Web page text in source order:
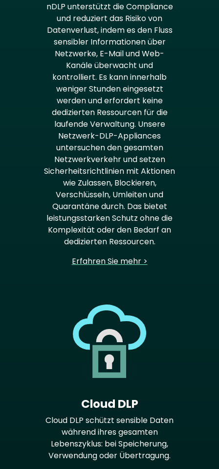
nDLP unterstützt die Compliance
und reduziert das Risiko von
Datenverlust, indem es den Fluss
sensibler Informationen über
Netzwerke, E-Mail und Web-
Kanäle überwacht und
kontrolliert. Es kann innerhalb
weniger Stunden eingesetzt
werden und erfordert keine
dedizierten Ressourcen für die
laufende Verwaltung. Unsere
Netzwerk-DLP-Appliances
untersuchen den gesamten
Netzwerkverkehr und setzen
Sicherheitsrichtlinien mit Aktionen
wie Zulassen, Blockieren,
Verschlüsseln, Umleiten und
Quarantäne durch. Das bietet
leistungsstarken Schutz ohne die
Komplexität oder den Bedarf an
dedizierten Ressourcen.
Erfahren Sie mehr >
Cloud DLP
Cloud DLP schützt sensible Daten
während ihres gesamten
Lebenszyklus: bei Speicherung,
Verwendung oder Übertragung.